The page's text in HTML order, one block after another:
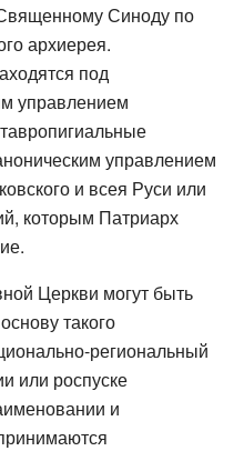
Синоду по
архиерея.
под
управлением
управлением
и всея Руси или
которым Патриарх
Церкви могут быть
такого
региональный
или роспуске
и